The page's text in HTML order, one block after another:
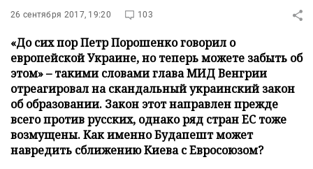
26 сентября 2017, 19:20 103
«До сих пор Петр Порошенко говорил о
европейской Украине, но теперь можете забыть об
этом» – такими словами глава МИД Венгрии
отреагировал на скандальный украинский закон
об образовании. Закон этот направлен прежде
всего против русских, однако ряд стран ЕС тоже
возмущены. Как именно Будапешт может
навредить сближению Киева с Евросоюзом?